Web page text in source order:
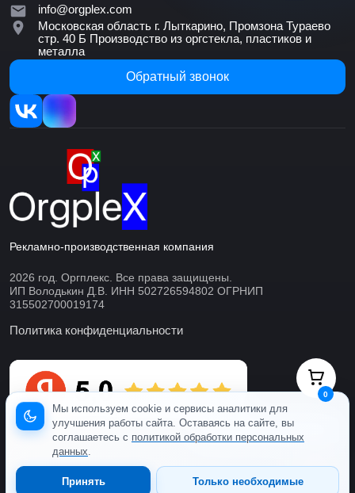
info@orgplex.com
Московская область г. Лыткарино, Промзона Тураево
стр. 40 Б Производство из оргстекла, пластиков и
металла
Обратный звонок
Рекламно-производственная компания
2026 год. Оргплекс. Все права защищены.
ИП Володькин Д.В. ИНН 502726594802 ОГРНИП
315502700019174
Политика конфиденциальности
Мы используем cookie и сервисы аналитики для
улучшения работы сайта. Оставаясь на сайте, вы
соглашаетесь с политикой обработки персональных
данных.
Только необходимые
Принять
0
Готовы ответить онлайн